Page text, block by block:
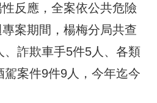
反應，全案依公共危險
案期間，楊梅分局共查
、詐欺車手5件5人、各類
案件9件9人，今年迄今